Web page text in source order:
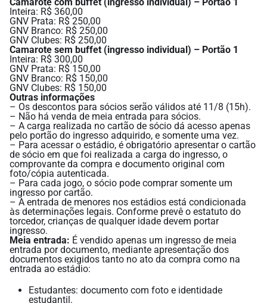
Inteira: R$ 360,00
GNV Prata: R$ 250,00
GNV Branco: R$ 250,00
GNV Clubes: R$ 250,00
Camarote sem buffet (ingresso individual) – Portão 1
Inteira: R$ 300,00
GNV Prata: R$ 150,00
GNV Branco: R$ 150,00
GNV Clubes: R$ 150,00
Outras informações
– Os descontos para sócios serão válidos até 11/8 (15h).
– Não há venda de meia entrada para sócios.
– A carga realizada no cartão de sócio dá acesso apenas
pelo portão do ingresso adquirido, e somente uma vez.
– Para acessar o estádio, é obrigatório apresentar o cartão
de sócio em que foi realizada a carga do ingresso, o
comprovante da compra e documento original com
foto/cópia autenticada.
– Para cada jogo, o sócio pode comprar somente um
ingresso por cartão.
– A entrada de menores nos estádios está condicionada
às determinações legais. Conforme prevê o estatuto do
torcedor, crianças de qualquer idade devem portar
ingresso.
Meia entrada: É vendido apenas um ingresso de meia
entrada por documento, mediante apresentação dos
documentos exigidos tanto no ato da compra como na
entrada ao estádio:
Estudantes: documento com foto e identidade
estudantil.